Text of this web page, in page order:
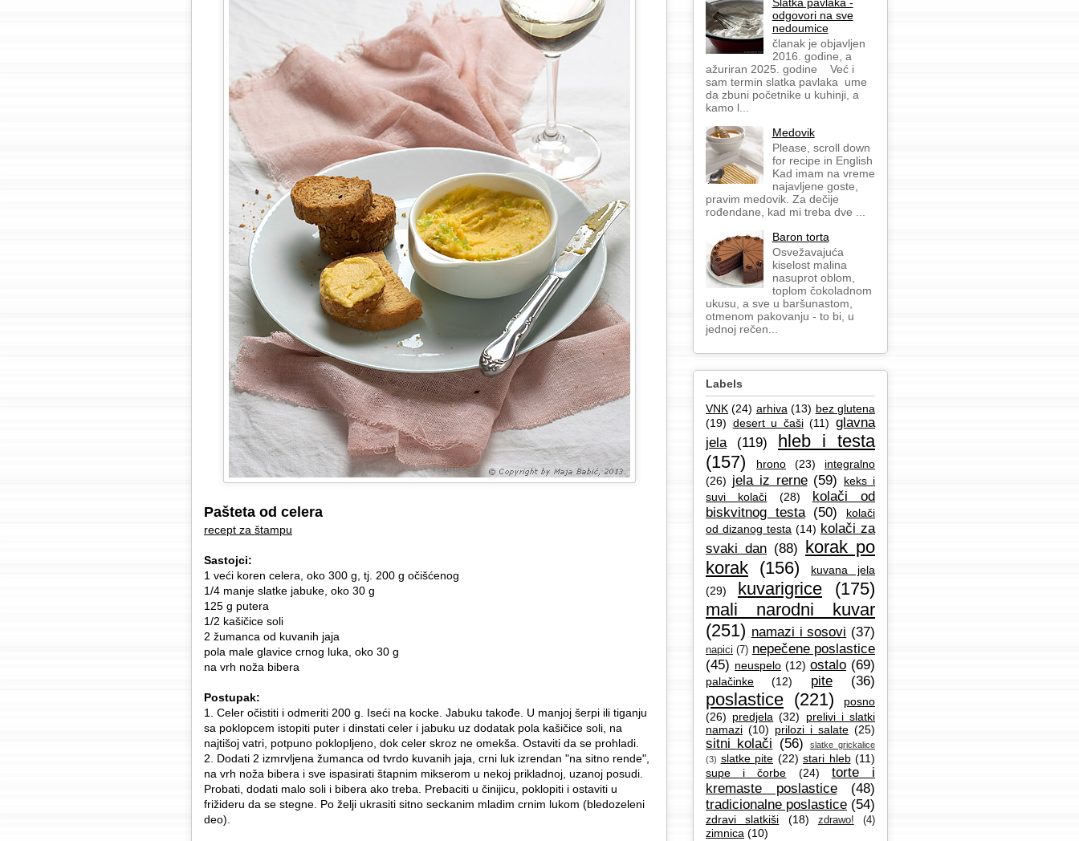
Pašteta od celera
recept za štampu
Sastojci:
1 veći koren celera, oko 300 g, tj. 200 g očišćenog
1/4 manje slatke jabuke, oko 30 g
125 g putera
1/2 kašičice soli
2 žumanca od kuvanih jaja
pola male glavice crnog luka, oko 30 g
na vrh noža bibera
Postupak:
1. Celer očistiti i odmeriti 200 g. Iseći na kocke. Jabuku takođe. U manjoj šerpi ili tiganju
sa poklopcem istopiti puter i dinstati celer i jabuku uz dodatak pola kašičice soli, na
najtišoj vatri, potpuno poklopljeno, dok celer skroz ne omekša. Ostaviti da se prohladi.
2. Dodati 2 izmrvljena žumanca od tvrdo kuvanih jaja, crni luk izrendan "na sitno rende",
na vrh noža bibera i sve ispasirati štapnim mikserom u nekoj prikladnoj, uzanoj posudi.
Probati, dodati malo soli i bibera ako treba. Prebaciti u činijicu, poklopiti i ostaviti u
frižideru da se stegne. Po želji ukrasiti sitno seckanim mladim crnim lukom (bledozeleni
deo).
Slatka pavlaka -
odgovori na sve
nedoumice
članak je objavljen
2016. godine, a
ažuriran 2025. godine Već i
sam termin slatka pavlaka ume
da zbuni početnike u kuhinji, a
kamo l...
Medovik
Please, scroll down
for recipe in English
Kad imam na vreme
najavljene goste,
pravim medovik. Za dečije
rođendane, kad mi treba dve ...
Baron torta
Osvežavajuća
kiselost malina
nasuprot oblom,
toplom čokoladnom
ukusu, a sve u baršunastom,
otmenom pakovanju - to bi, u
jednoj rečen...
Labels
VNK (24) arhiva (13) bez glutena
(19) desert u čaši (11) glavna
jela
(119)
hleb i testa
(157)
hrono (23)
integralno
(26) jela iz rerne (59)
keks i
suvi kolači
(28)
kolači od
biskvitnog testa (50)
kolači
od dizanog testa (14) kolači za
svaki dan (88) korak po
korak (156)
kuvana jela
(29)
kuvarigrice
(175)
mali narodni kuvar
(251) namazi i sosovi (37)
napici (7) nepečene poslastice
(45) neuspelo (12) ostalo (69)
palačinke (12) pite (36)
poslastice (221)
posno
(26) predjela (32)
prelivi i slatki
namazi (10) prilozi i salate (25)
sitni kolači (56)
slatke grickalice
(3) slatke pite (22) stari hleb (11)
supe i čorbe
(24)
torte i
kremaste poslastice
(48)
tradicionalne poslastice (54)
zdravi slatkiši (18) zdrawo! (4)
zimnica (10)